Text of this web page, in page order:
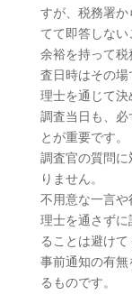
すが、税務署
てて即答しない
余裕を持って
査日時はその
理士を通じて決
調査当日も、必
とが重要です。
調査官の質問
りません。
不用意な一言
理士を通さず
ることは避けて
事前通知の有
るものです。